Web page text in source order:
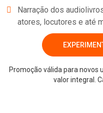
Narração dos
atores, locutores e até
Promoção válida para novos
valor integral.